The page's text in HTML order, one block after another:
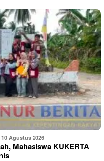
10 Agustus 2026
Mahasiswa KUKERTA